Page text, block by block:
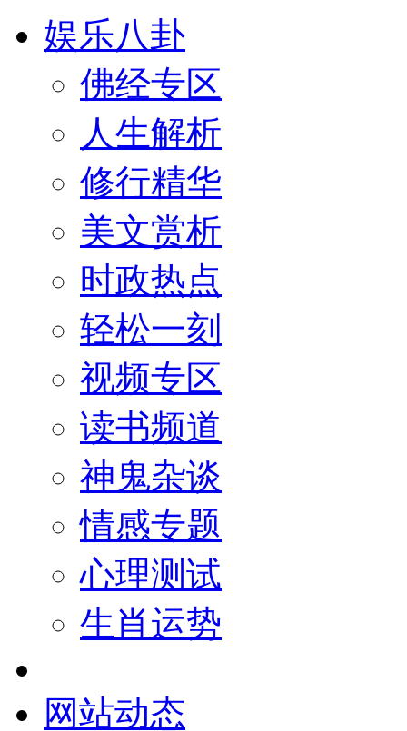
娱乐八卦
佛经专区
人生解析
修行精华
美文赏析
时政热点
轻松一刻
视频专区
读书频道
神鬼杂谈
情感专题
心理测试
生肖运势
网站动态